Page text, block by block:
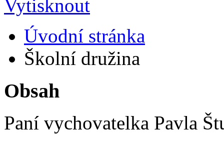
Úvodní stránka
Školní družina
Obsah
Paní vychovatelka Pavla